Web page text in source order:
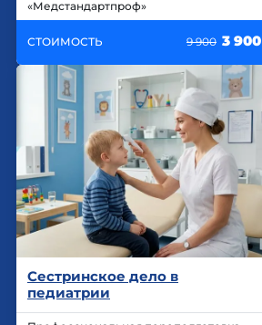
«Медстандартпроф»
СТОИМОСТЬ 9 900 3 900
Сестринское дело в
педиатрии